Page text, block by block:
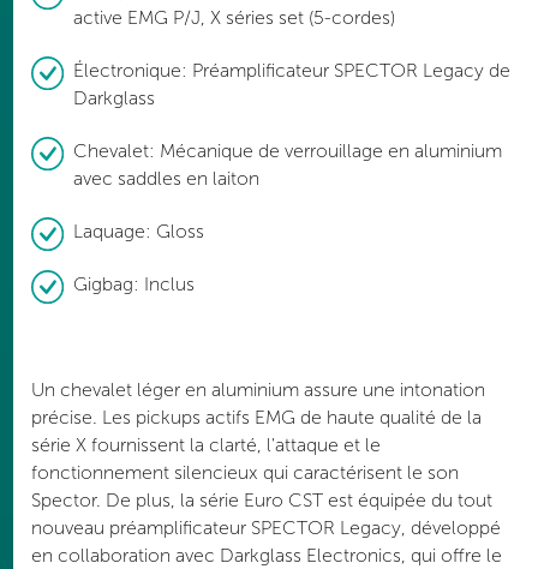
active EMG P/J, X séries set (5-cordes)
Électronique: Préamplificateur SPECTOR Legacy de
Darkglass
Chevalet: Mécanique de verrouillage en aluminium
avec saddles en laiton
Laquage: Gloss
Gigbag: Inclus
Un chevalet léger en aluminium assure une intonation
précise. Les pickups actifs EMG de haute qualité de la
série X fournissent la clarté, l'attaque et le
fonctionnement silencieux qui caractérisent le son
Spector. De plus, la série Euro CST est équipée du tout
nouveau préamplificateur SPECTOR Legacy, développé
en collaboration avec Darkglass Electronics, qui offre le